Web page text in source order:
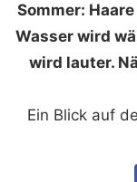
Sommer:
Wasser wird
wird lauter.
Ein Blick auf